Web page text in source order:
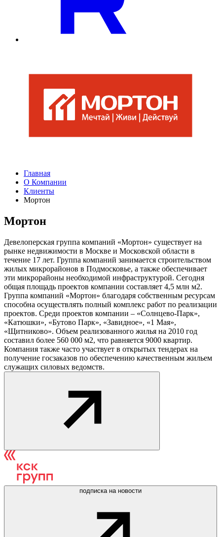
Главная
О Компании
Клиенты
Мортон
Мортон
Девелоперская группа компаний «Мортон» существует на
рынке недвижимости в Москве и Московской области в
течение 17 лет. Группа компаний занимается строительством
жилых микрорайонов в Подмосковье, а также обеспечивает
эти микрорайоны необходимой инфраструктурой. Сегодня
общая площадь проектов компании составляет 4,5 млн м2.
Группа компаний «Мортон» благодаря собственным ресурсам
способна осуществлять полный комплекс работ по реализации
проектов. Среди проектов компании – «Солнцево-Парк»,
«Катюшки», «Бутово Парк», «Завидное», «1 Мая»,
«Щитниково». Объем реализованного жилья на 2010 год
составил более 560 000 м2, что равняется 9000 квартир.
Компания также часто участвует в открытых тендерах на
получение госзаказов по обеспечению качественным жильем
служащих силовых ведомств.
подписка на новости